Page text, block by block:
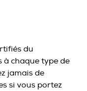
du
à chaque type de
jamais de
si vous portez